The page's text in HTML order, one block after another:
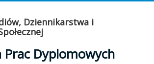
Dziennikarstwa i
Prac Dyplomowych